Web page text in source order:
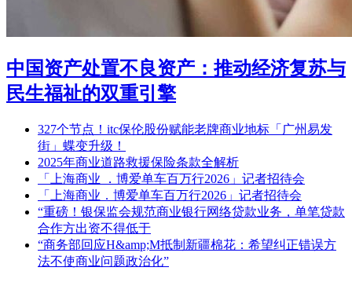
中国资产处置不良资产：推动经济复苏与
民生福祉的双重引擎
327个节点！itc保伦股份赋能老牌商业地标「广州易发
街」蝶变升级！
2025年商业道路救援保险条款全解析
「上海商业 ．博爱单车百万行2026」记者招待会
「上海商业．博爱单车百万行2026」记者招待会
“重磅！银保监会规范商业银行网络贷款业务，单笔贷款
合作方出资不得低于
“商务部回应H&amp;M抵制新疆棉花：希望纠正错误方
法不使商业问题政治化”